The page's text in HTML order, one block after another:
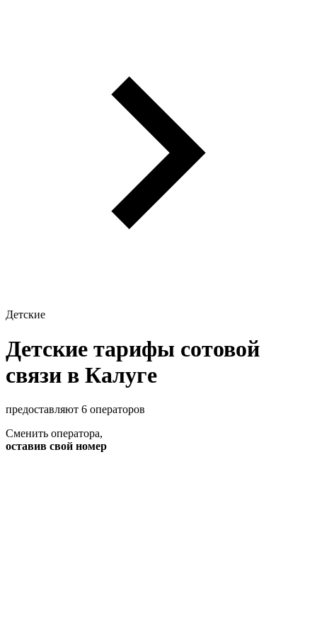
Детские
Детские тарифы сотовой
связи в Калуге
предоставляют 6 операторов
Сменить оператора,
оставив свой номер